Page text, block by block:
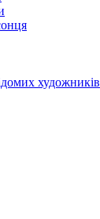
художників